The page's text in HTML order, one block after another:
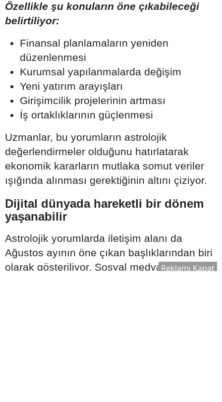
Özellikle şu konuların öne çıkabileceği
belirtiliyor:
Finansal planlamaların yeniden
düzenlenmesi
Kurumsal yapılanmalarda değişim
Yeni yatırım arayışları
Girişimcilik projelerinin artması
İş ortaklıklarının güçlenmesi
Uzmanlar, bu yorumların astrolojik
değerlendirmeler olduğunu hatırlatarak
ekonomik kararların mutlaka somut veriler
ışığında alınması gerektiğinin altını çiziyor.
Dijital dünyada hareketli bir dönem
yaşanabilir
Astrolojik yorumlarda iletişim alanı da
Ağustos ayının öne çıkan başlıklarından biri
olarak gösteriliyor. Sosyal medyaReklamı Kapat